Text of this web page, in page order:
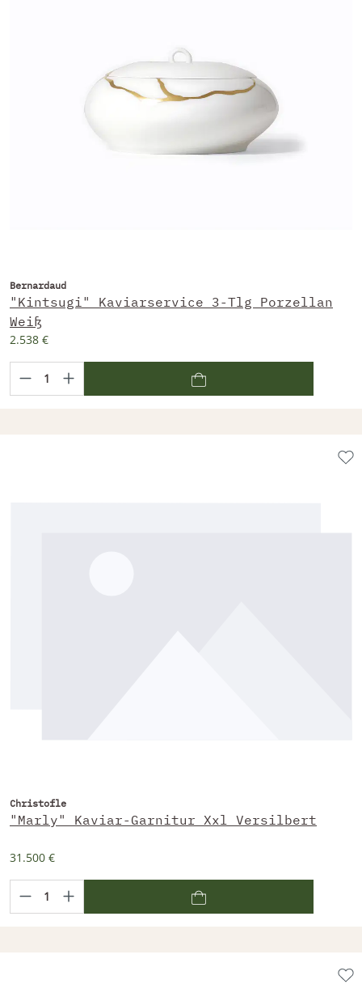
Bernardaud
"Kintsugi" Kaviarservice 3-Tlg Porzellan
Weiß
2.538 €
Christofle
"Marly" Kaviar-Garnitur Xxl Versilbert
31.500 €